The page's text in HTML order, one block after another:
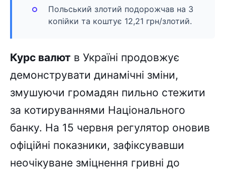
Польський злотий подорожчав на 3
копійки та коштує 12,21 грн/злотий.
Курс валют в Україні продовжує
демонструвати динамічні зміни,
змушуючи громадян пильно стежити
за котируваннями Національного
банку. На 15 червня регулятор оновив
офіційні показники, зафіксувавши
неочікуване зміцнення гривні до